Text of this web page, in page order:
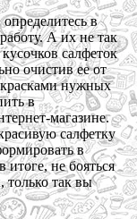
в
А их не так
салфеток
очистив ее от
красками нужных
в
магазине.
салфетку
в
итоге, не бояться
только так вы